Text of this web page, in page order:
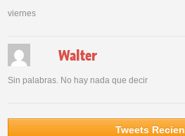
viernes
Walter
Sin palabras. No hay nada que decir
Tweets